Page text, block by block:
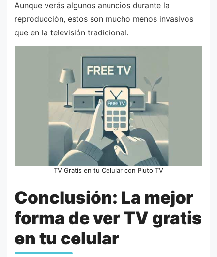
Aunque verás algunos anuncios durante la
reproducción, estos son mucho menos invasivos
que en la televisión tradicional.
TV Gratis en tu Celular con Pluto TV
Conclusión: La mejor
forma de ver TV gratis
en tu celular